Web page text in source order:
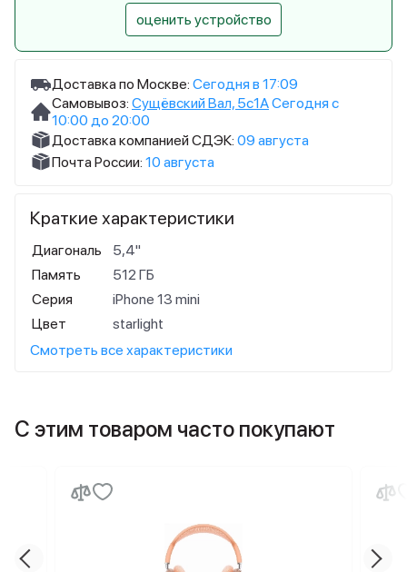
Доставка по Москве: Сегодня в 17:09
Самовывоз: Сущёвский Вал, 5с1АСегодня с
10:00 до 20:00
Доставка компанией СДЭК: 09 августа
Почта России: 10 августа
Краткие характеристики
Диагональ
5,4"
Память
512 ГБ
Серия
iPhone 13 mini
Цвет
starlight
Смотреть все характеристики
оценить устройство
С этим товаром часто покупают